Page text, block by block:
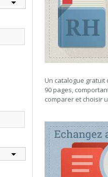
Un catalogue gratuit
90 pages,
comparer et choisir